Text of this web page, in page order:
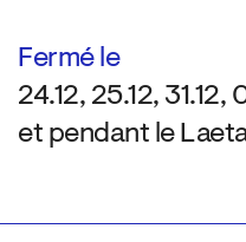
Fermé le
24.12, 25.12, 31.12,
et pendant le